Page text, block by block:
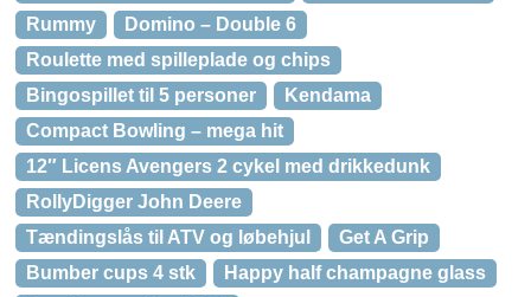
Rummy
Domino – Double 6
Roulette med spilleplade og chips
Bingospillet til 5 personer
Kendama
Compact Bowling – mega hit
12″ Licens Avengers 2 cykel med drikkedunk
RollyDigger John Deere
Tændingslås til ATV og løbehjul
Get A Grip
Bumber cups 4 stk
Happy half champagne glass